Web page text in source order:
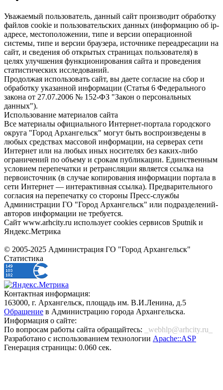
Уважаемый пользователь, данный сайт производит обработку
файлов cookie и пользовательских данных (информацию об ip-
адресе, местоположении, типе и версии операционной
системы, типе и версии браузера, источнике переадресации на
сайт, и сведения об открытых страницах пользователя) в
целях улучшения функционирования сайта и проведения
статистических исследований.
Продолжая использовать сайт, вы даете согласие на сбор и
обработку указанной информации (Статья 6 Федерального
закона от 27.07.2006 № 152-ФЗ "Закон о персональных
данных").
Использование материалов сайта
Все материалы официального Интернет-портала городского
округа "Город Архангельск" могут быть воспроизведены в
любых средствах массовой информации, на серверах сети
Интернет или на любых иных носителях без каких-либо
ограничений по объему и срокам публикации. Единственным
условием перепечатки и ретрансляции является ссылка на
первоисточник (в случае копирования информации портала в
сети Интернет — интерактивная ссылка). Предварительного
согласия на перепечатку со стороны Пресс-службы
Администрации ГО "Город Архангельск" или подразделений-
авторов информации не требуется.
Сайт www.arhcity.ru использует cookies сервисов Sputnik и
Яндекс.Метрика
© 2005-2025 Администрация ГО "Город Архангельск"
Статистика
Контактная информация:
163000, г. Архангельск, площадь им. В.И.Ленина, д.5
Обращение в Администрацию города Архангельска.
Информация о сайте:
По вопросам работы сайта обращайтесь:
_webhlp@arhcity.ru_
Разработано с использованием технологии Apache::ASP
Генерация страницы: 0.060 сек.